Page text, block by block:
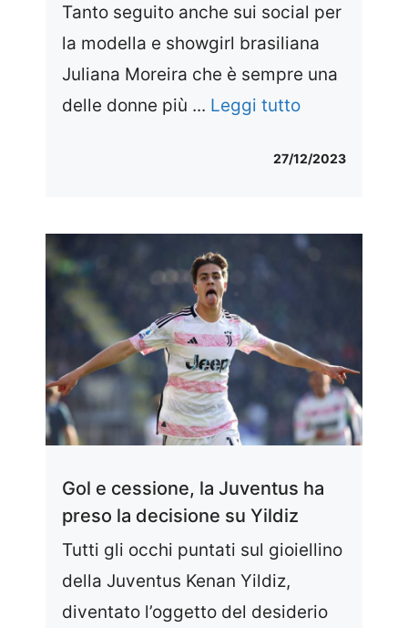
Tanto seguito anche sui social per
la modella e showgirl brasiliana
Juliana Moreira che è sempre una
delle donne più ... Leggi tutto
27/12/2023
Gol e cessione, la Juventus ha
preso la decisione su Yildiz
Tutti gli occhi puntati sul gioiellino
della Juventus Kenan Yildiz,
diventato l’oggetto del desiderio